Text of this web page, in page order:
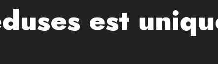
est